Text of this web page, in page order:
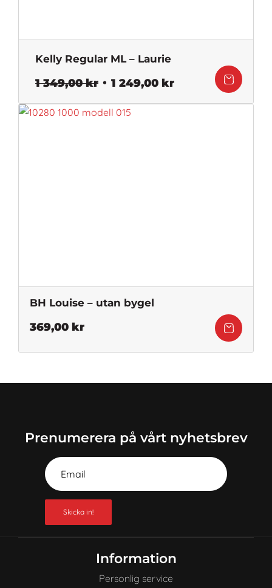
Kelly Regular ML – Laurie
1 349,00kr Det
priset
1 249,00 krDet
nuvarande
BH Louise – utan bygel
369,00 kr
Prenumerera på vårt nyhetsbrev
Skicka in!
Information
Personlig service